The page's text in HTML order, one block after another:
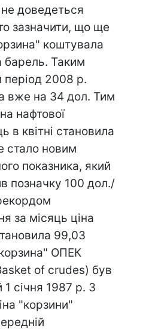
доведеться
зазначити, що ще
коштувала
барель. Таким
період 2008 р.
вже на 34 дол. Тим
нафтової
в квітні становила
стало новим
показника, який
позначку 100 дол./
за місяць ціна
99,03
ОПЕК
of crudes) був
1 січня 1987 р. З
"корзини"